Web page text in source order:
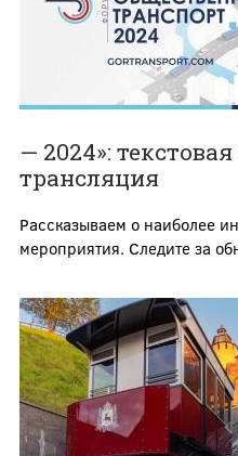
— 2024»:
трансляция
Рассказываем о наиболее
мероприятия. Следите за